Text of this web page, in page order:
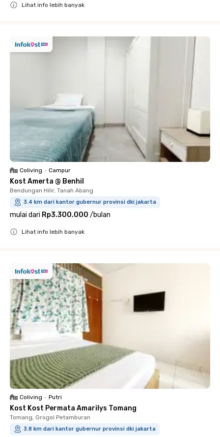
Lihat info lebih banyak
Coliving • Campur
Kost Amerta @ Benhil
Bendungan Hilir, Tanah Abang
3.4 km dari kantor gubernur provinsi dki jakarta
mulai dari Rp3.300.000 /bulan
Lihat info lebih banyak
Coliving • Putri
Kost Kost Permata Amarilys Tomang
Tomang, Grogol Petamburan
3.8 km dari kantor gubernur provinsi dki jakarta